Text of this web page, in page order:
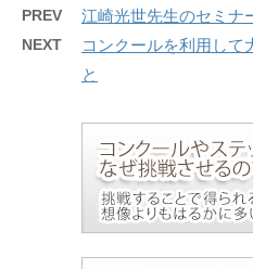
PREV 江崎光世先生のセミナ
NEXT
コンクールを利用して
と